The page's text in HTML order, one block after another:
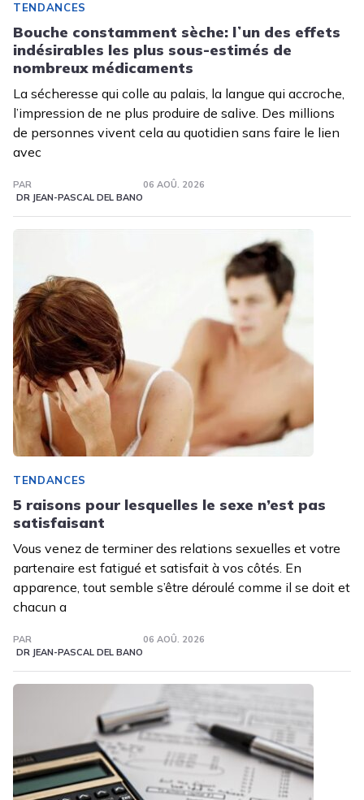
TENDANCES
Bouche constamment sèche: lʼun des effets
indésirables les plus sous-estimés de
nombreux médicaments
La sécheresse qui colle au palais, la langue qui accroche,
l’impression de ne plus produire de salive. Des millions
de personnes vivent cela au quotidien sans faire le lien
avec
PAR
DR JEAN-PASCAL DEL BANO
06 AOÛ. 2026
TENDANCES
5 raisons pour lesquelles le sexe n’est pas
satisfaisant
Vous venez de terminer des relations sexuelles et votre
partenaire est fatigué et satisfait à vos côtés. En
apparence, tout semble s’être déroulé comme il se doit et
chacun a
PAR
DR JEAN-PASCAL DEL BANO
06 AOÛ. 2026